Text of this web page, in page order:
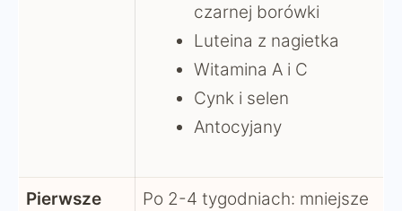
czarnej borówki
Luteina z nagietka
Witamina A i C
Cynk i selen
Antocyjany
Pierwsze
Po 2-4 tygodniach: mniejsze